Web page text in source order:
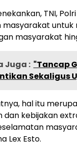
TNI,
untuk
masyarakat
Juga : "Tancap
Sekaligus
hal itu
dan kebijakan
Lex Esto.